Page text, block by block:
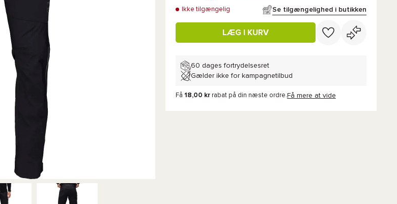
Ikke tilgængelig Se tilgængelighed i butikken
LÆG I KURV
60 dages fortrydelsesret
Gælder ikke for kampagnetilbud
Få 18,00 kr rabat på din næste ordre. Få mere at vide